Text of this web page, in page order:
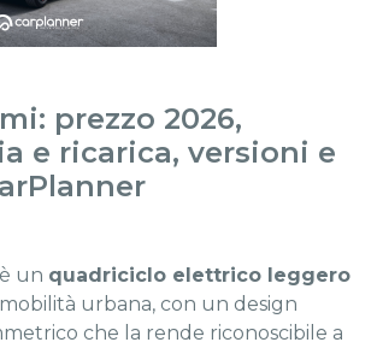
prezzo 2026,
e ricarica, versioni e
un quadriciclo elettrico leggero
urbana, con un design
che la rende riconoscibile a